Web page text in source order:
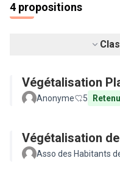
4 propositions
Végétalisation
Anonyme 5
Végétalisation
Asso des Habitants